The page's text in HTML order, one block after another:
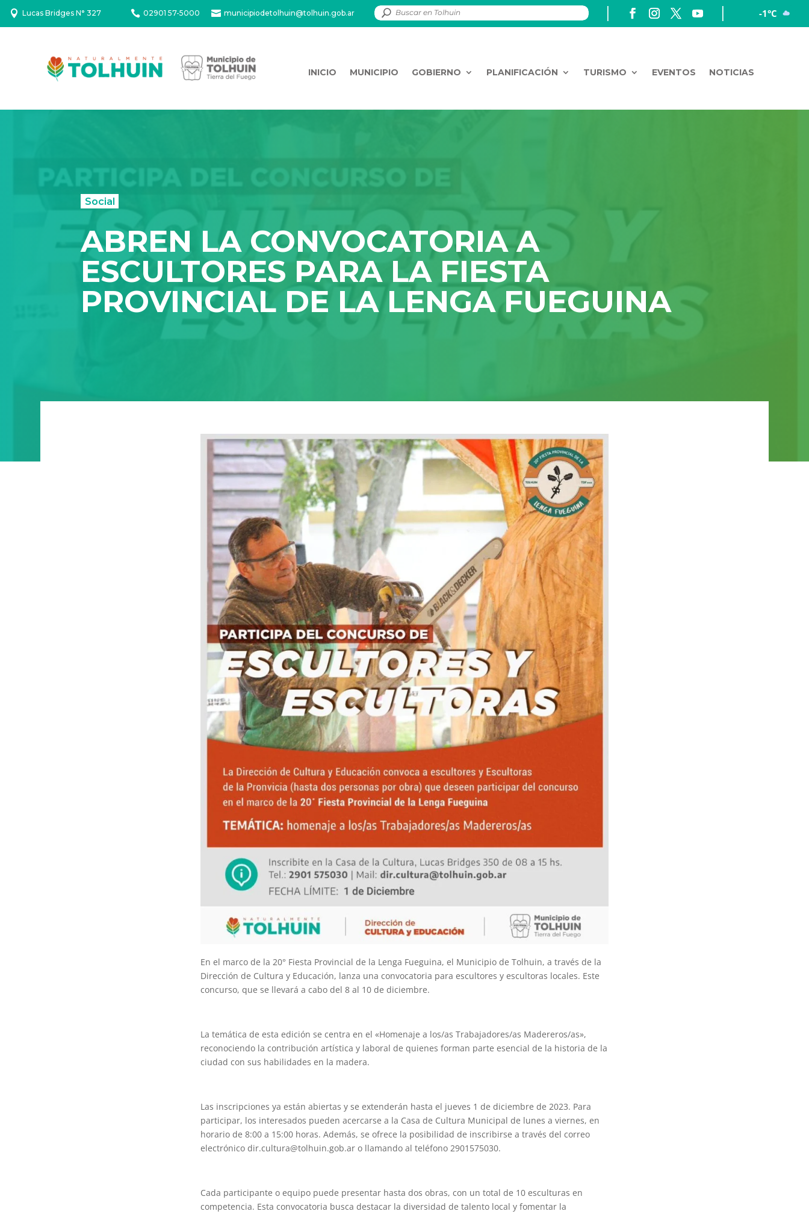
 Lucas Bridges N° 327  02901 57-5000  municipiodetolhuin@tolhuin.gob.ar -1°C
INICIO MUNICIPIO GOBIERNO PLANIFICACIÓN TURISMO EVENTOS NOTICIAS
Social
ABREN LA CONVOCATORIA A
ESCULTORES PARA LA FIESTA
PROVINCIAL DE LA LENGA FUEGUINA
En el marco de la 20° Fiesta Provincial de la Lenga Fueguina, el Municipio de Tolhuin, a través de la
Dirección de Cultura y Educación, lanza una convocatoria para escultores y escultoras locales. Este
concurso, que se llevará a cabo del 8 al 10 de diciembre.
La temática de esta edición se centra en el «Homenaje a los/as Trabajadores/as Madereros/as»,
reconociendo la contribución artística y laboral de quienes forman parte esencial de la historia de la
ciudad con sus habilidades en la madera.
Las inscripciones ya están abiertas y se extenderán hasta el jueves 1 de diciembre de 2023. Para
participar, los interesados pueden acercarse a la Casa de Cultura Municipal de lunes a viernes, en
horario de 8:00 a 15:00 horas. Además, se ofrece la posibilidad de inscribirse a través del correo
electrónico dir.cultura@tolhuin.gob.ar o llamando al teléfono 2901575030.
Cada participante o equipo puede presentar hasta dos obras, con un total de 10 esculturas en
competencia. Esta convocatoria busca destacar la diversidad de talento local y fomentar la